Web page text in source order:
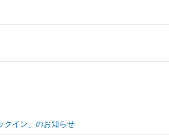
クイン」のお知らせ